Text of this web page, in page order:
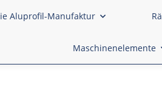
Aluprofil-Manufaktur
Maschinenelemente